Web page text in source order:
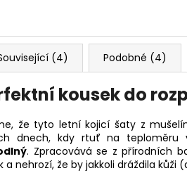
(4) Podobné (4)
kousek do
že tyto letní kojicí šaty z
dnech, kdy rtuť na teploměru
. Zpracovává se z přírodních
a nehrozí, že by jakkoli dráždila kůži